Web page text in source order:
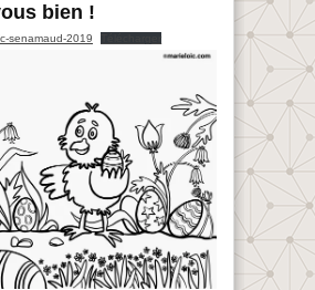
bien !
senamaud-2019 Télécharger